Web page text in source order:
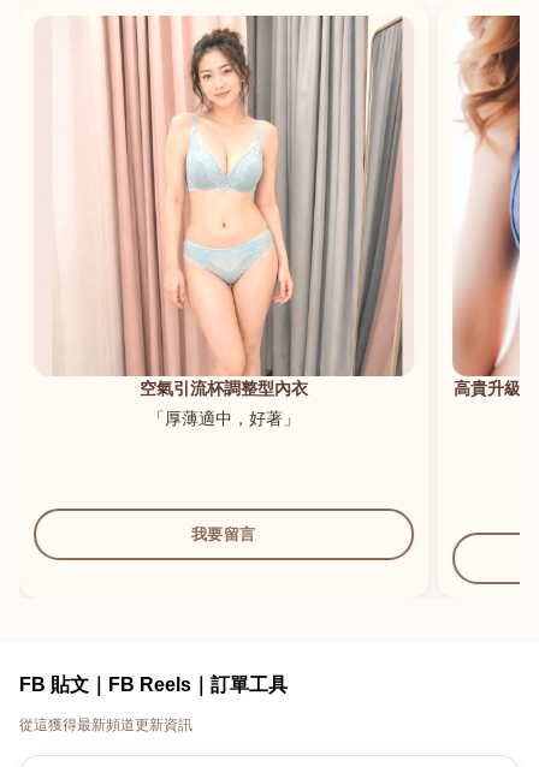
空氣引流杯調整型內衣
「厚薄適中，好著」
我要留言
高貴升級
FB 貼文｜FB Reels｜訂單工具
從這獲得最新頻道更新資訊
港澳中文
English